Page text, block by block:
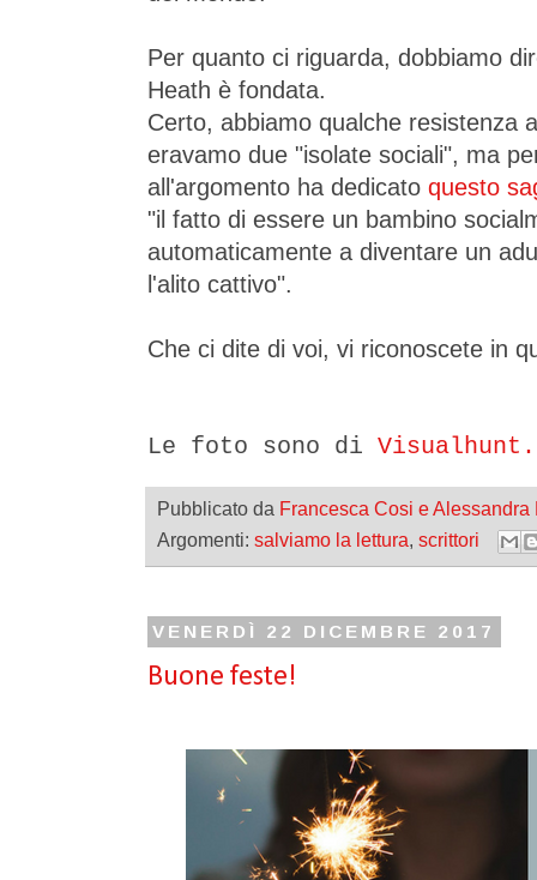
Per quanto ci riguarda, dobbiamo
Heath è fondata.
Certo, abbiamo qualche resistenza
eravamo due "isolate sociali", ma
all'argomento ha dedicato questo
"il fatto di essere un bambino
automaticamente a diventare un
l'alito cattivo".
Che ci dite di voi, vi riconoscete in
Le foto sono di
Pubblicato da Francesca Cosi e Alessandra
Argomenti: salviamo la lettura, scrittori
VENERDÌ 22 DICEMBRE 2017
Buone feste!